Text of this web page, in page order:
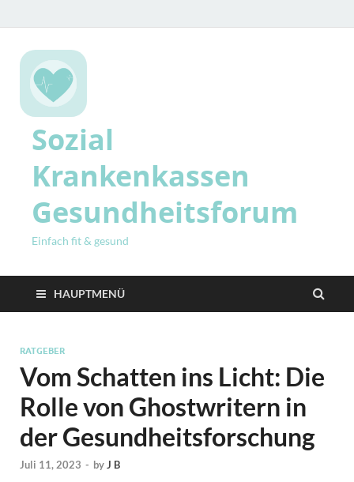
Sozial
Krankenkassen
Gesundheitsforum
Einfach fit & gesund
HAUPTMENÜ
RATGEBER
Vom Schatten ins Licht: Die
Rolle von Ghostwritern in
der Gesundheitsforschung
Juli 11, 2023 - byJ B